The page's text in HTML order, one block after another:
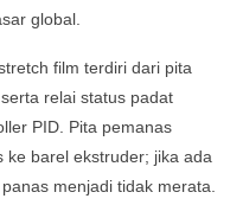
global.
film terdiri dari pita
relai status padat
PID. Pita pemanas
ke barel ekstruder; jika ada
menjadi tidak merata.